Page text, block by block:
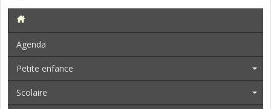
Agenda
Petite enfance
Scolaire